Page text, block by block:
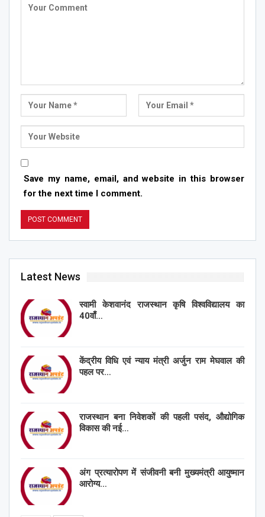
Save my name, email, and website in this browser
for the next time I comment.
Latest News
स्वामी केशवानंद राजस्थान कृषि विश्वविद्यालय का
40वाँ…
केंद्रीय विधि एवं न्याय मंत्री अर्जुन राम मेघवाल की
पहल पर…
राजस्थान बना निवेशकों की पहली पसंद, औद्योगिक
विकास की नई…
अंग प्रत्यारोपण में संजीवनी बनी मुख्यमंत्री आयुष्मान
आरोग्य…